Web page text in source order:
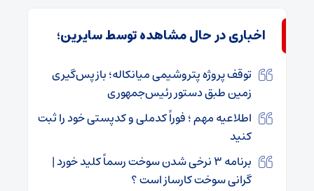
اخباری در حال مشاهده توسط سایرین؛
توقف پروژه پتروشیمی میانکاله؛ بازپس‌گیری
زمین طبق دستور رئیس‌جمهوری
اطلاعیه مهم ؛ فوراً کدملی و کدپستی خود را ثبت
کنید
برنامه ۳ نرخی شدن سوخت رسماً کلید خورد |
گرانی سوخت کارساز است ؟